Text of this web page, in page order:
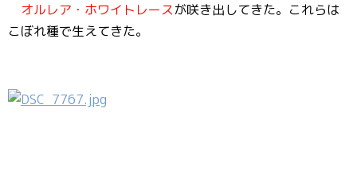
オルレア・ホワイトレースが咲き出してきた。これらは
こぼれ種で生えてきた。